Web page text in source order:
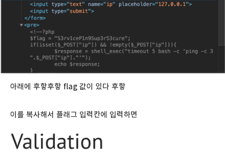
아래에 후핳후핳 flag 값이 있다 후핳
이를 복사해서 플래그 입력칸에 입력하면